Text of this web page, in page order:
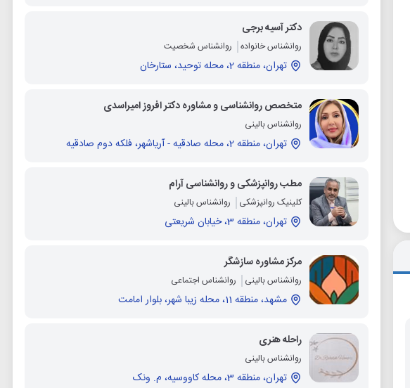
دکتر آسیه برجی
روانشناس خانواده روانشناس شخصیت
تهران، منطقه 2، محله توحید، ستارخان
متخصص روانشناسی و مشاوره دکتر افروز امیراسدی
روانشناس بالینی
تهران، منطقه 2، محله صادقيه - آرياشهر، فلکه دوم صادقیه
مطب روانپزشکی و روانشناسی آرام
کلینیک روانپزشکی روانشناس بالینی
تهران، منطقه 3، خیابان شریعتی
مرکز مشاوره سازشگر
روانشناس بالینی روانشناس اجتماعی
مشهد، منطقه 11، محله زیبا شهر، بلوار امامت
راحله هنری
روانشناس بالینی
تهران، منطقه 3، محله کاووسیه، م. ونک